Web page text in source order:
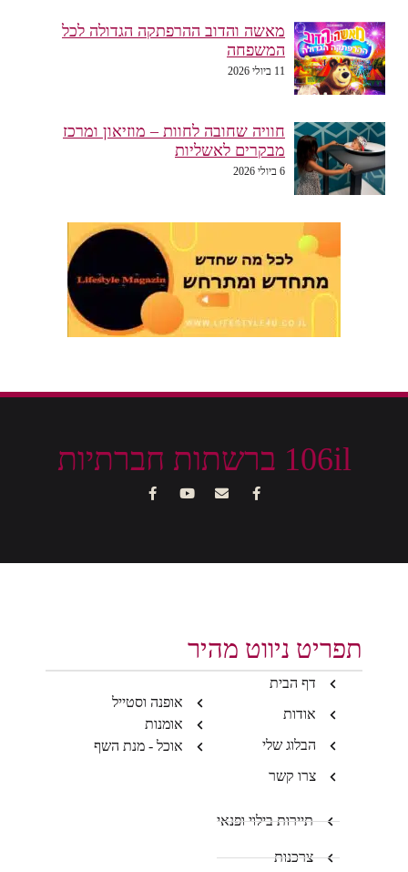
מאשה והדוב ההרפתקה הגדולה לכל
המשפחה
11 ביולי 2026
חוויה שחובה לחוות – מוזיאון ומרכז
מבקרים לאשליות
6 ביולי 2026
106il ברשתות חברתיות
תפריט ניווט מהיר
דף הבית
אודות
הבלוג שלי
צרו קשר
אופנה וסטייל
אומנות
אוכל - מנת השף
תיירות בילוי ופנאי
צרכנות